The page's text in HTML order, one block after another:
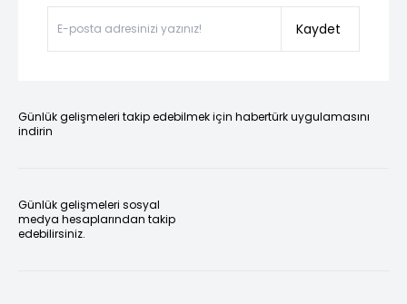
Kaydet
Günlük gelişmeleri takip edebilmek için habertürk uygulamasını
indirin
Günlük gelişmeleri sosyal
medya hesaplarından takip
edebilirsiniz.